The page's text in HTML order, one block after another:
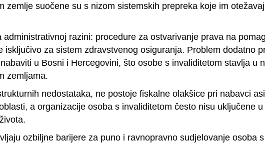
zemlje suočene su s nizom sistemskih prepreka koje im
administrativnoj razini: procedure za ostvarivanje prava na
isključivo za sistem zdravstvenog osiguranja. Problem dodatno
u Bosni i Hercegovini, što osobe s invaliditetom stavlja u
zemljama.
nedostataka, ne postoje fiskalne olakšice pri nabavci
a organizacije osoba s invaliditetom često nisu uključene
ozbiljne barijere za puno i ravnopravno sudjelovanje osoba